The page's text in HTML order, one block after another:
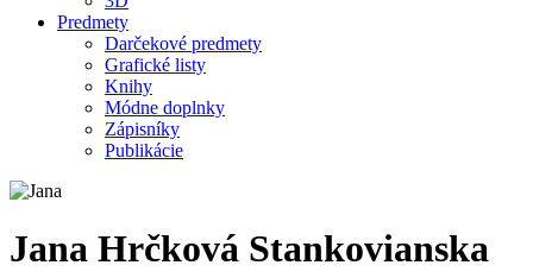
Predmety
Darčekové predmety
Grafické listy
Knihy
Módne doplnky
Zápisníky
Publikácie
Jana Hrčková Stankovianska